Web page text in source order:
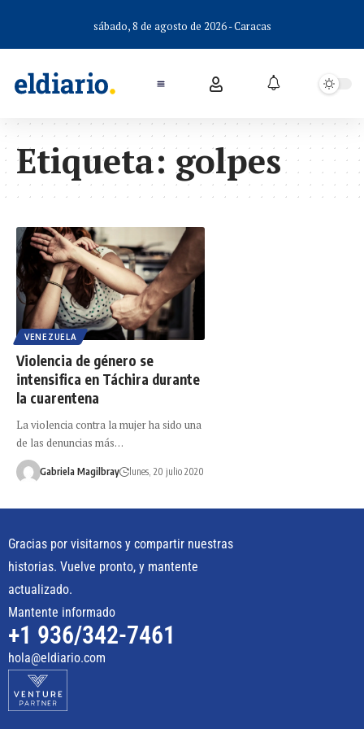
sábado, 8 de agosto de 2026 - Caracas
Etiqueta: golpes
VENEZUELA
Violencia de género se
intensifica en Táchira durante
la cuarentena
La violencia contra la mujer ha sido una
de las denuncias más…
Gabriela Magilbray lunes, 20 julio 2020
Gracias por visitarnos y compartir nuestras
historias. Vuelve pronto, y mantente
actualizado.
Mantente informado
+1 936/342-7461
hola@eldiario.com